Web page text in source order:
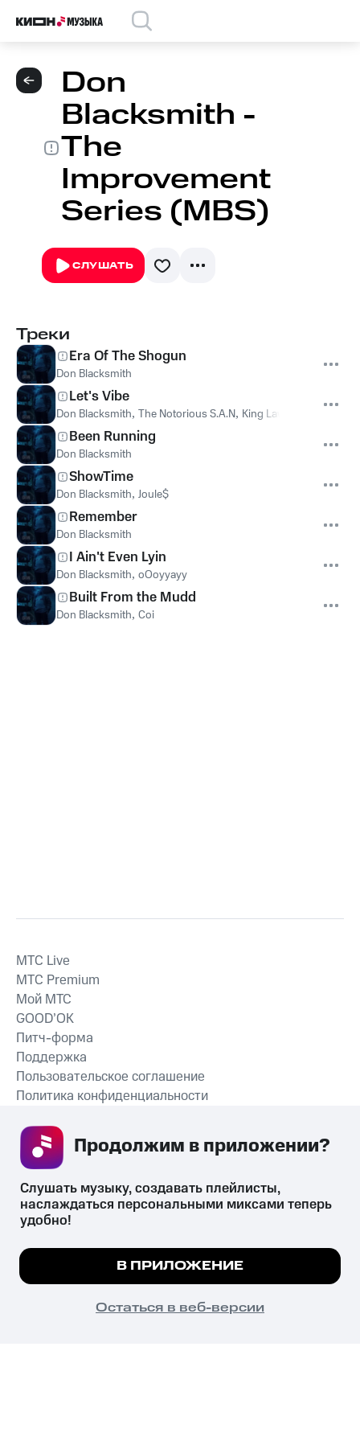
Don
Blacksmith -
The
Improvement
Series (MBS)
СЛУШАТЬ
Треки
Era Of The Shogun
Don Blacksmith
Let's Vibe
Don Blacksmith, The Notorious S.A.N, King Law $$$
Been Running
Don Blacksmith
ShowTime
Don Blacksmith, Joule$
Remember
Don Blacksmith
I Ain't Even Lyin
Don Blacksmith, oOoyyayy
Built From the Mudd
Don Blacksmith, Coi
СКАЧАТЬ ПРИЛОЖЕНИЕ
MTС Live
MTС Premium
Мой МТС
GOOD’OK
Питч-форма
Поддержка
Пользовательское соглашение
Политика конфиденциальности
психотропных веществ, их аналогов причиняет вред здоровью,
их незаконный оборот запрещён и влечёт установленную
законодательством ответственность.
© 2026 ООО «КИОН».
Все права защищены
Мы используем куки, чтобы на сайте все
Подробнее
ПОНЯТНО
Слушать музыку, создавать плейлисты,
наслаждаться персональными миксами теперь
удобно!
В ПРИЛОЖЕНИЕ
Остаться в веб-версии